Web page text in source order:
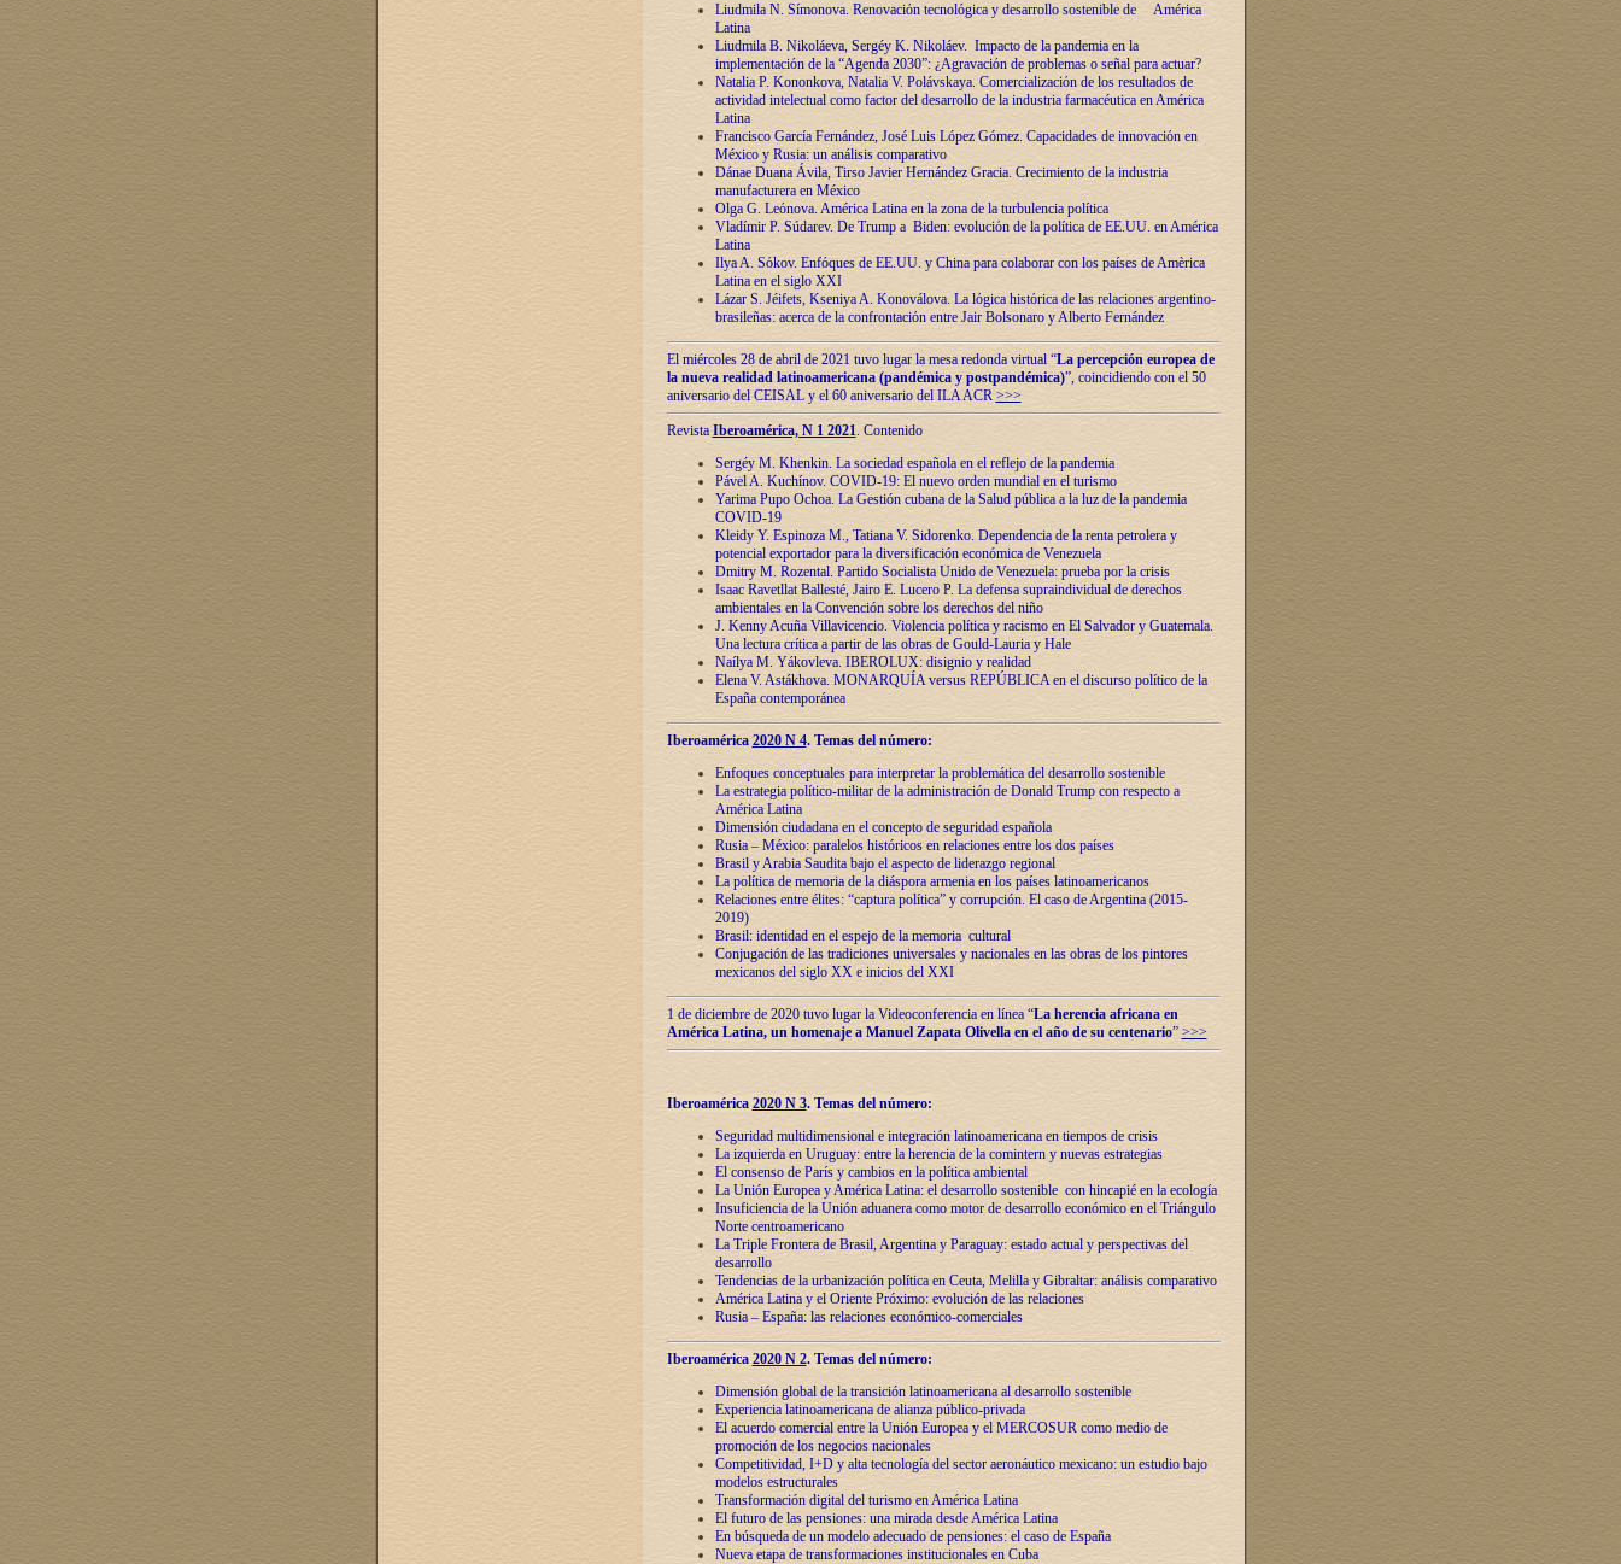
Liudmila N. Símonova. Renovaciόn tecnolόgica y desarrollo sostenible de América
Latina
Liudmila B. Nikoláeva, Sergéy K. Nikoláev. Impacto de la pandemia en la
implementaciόn de la “Agenda 2030”: ¿Agravaciόn de problemas o señal para actuar?
Natalia P. Kononkova, Natalia V. Polávskaya. Comercializaciόn de los resultados de
actividad intelectual como factor del desarrollo de la industria farmacéutica en América
Latina
Francisco García Fernández, José Luis López Gómez. Capacidades de innovaciόn en
México y Rusia: un análisis comparativo
Dánae Duana Ávila, Tirso Javier Hernández Gracia. Crecimiento de la industria
manufacturera en México
Olga G. Leόnova. América Latina en la zona de la turbulencia política
Vladímir P. Súdarev. De Trump a Biden: evoluciόn de la política de EE.UU. en América
Latina
Ilya A. Sόkov. Enfόques de EE.UU. y China para colaborar con los países de Amèrica
Latina en el siglo XXI
Lázar S. Jéifets, Kseniya A. Konoválova. La lόgica histόrica de las relaciones argentino-
brasileñas: acerca de la confrontaciόn entre Jair Bolsonaro y Alberto Fernández
El miércoles 28 de abril de 2021 tuvo lugar la mesa redonda virtual “La percepción europea de
la nueva realidad latinoamericana (pandémica y postpandémica)”, coincidiendo con el 50
aniversario del CEISAL y el 60 aniversario del ILA ACR >>>
Revista Iberoamérica, N 1 2021. Contenido
Sergéy M. Khenkin. La sociedad española en el reflejo de la pandemia
Pável A. Kuchínov. COVID-19: El nuevo orden mundial en el turismo
Yarima Pupo Ochoa. La Gestión cubana de la Salud pública a la luz de la pandemia
COVID-19
Kleidy Y. Espinoza M., Tatiana V. Sidorenko. Dependencia de la renta petrolera y
potencial exportador para la diversificación económica de Venezuela
Dmitry M. Rozental. Partido Socialista Unido de Venezuela: prueba por la crisis
Isaac Ravetllat Ballesté, Jairo E. Lucero P. La defensa supraindividual de derechos
ambientales en la Convención sobre los derechos del niño
J. Kenny Acuña Villavicencio. Violencia política y racismo en El Salvador y Guatemala.
Una lectura crítica a partir de las obras de Gould-Lauria y Hale
Naílya M. Yákovleva. IBEROLUX: disignio y realidad
Elena V. Astákhova. MONARQUÍA versus REPÚBLICA en el discurso político de la
España contemporánea
Iberoamérica 2020 N 4. Temas del número:
Enfoques conceptuales para interpretar la problemática del desarrollo sostenible
La estrategia político-militar de la administración de Donald Trump con respecto a
América Latina
Dimensión ciudadana en el concepto de seguridad española
Rusia – México: paralelos históricos en relaciones entre los dos países
Brasil y Arabia Saudita bajo el aspecto de liderazgo regional
La política de memoria de la diáspora armenia en los países latinoamericanos
Relaciones entre élites: “captura política” y corrupción. El caso de Argentina (2015-
2019)
Brasil: identidad en el espejo de la memoria cultural
Conjugación de las tradiciones universales y nacionales en las obras de los pintores
mexicanos del siglo XX e inicios del XXI
1 de diciembre de 2020 tuvo lugar la Videoconferencia en línea “La herencia africana en
América Latina, un homenaje a Manuel Zapata Olivella en el año de su centenario” >>>
Iberoamérica 2020 N 3.Temas del número:
Seguridad multidimensional e integración latinoamericana en tiempos de crisis
La izquierda en Uruguay: entre la herencia de lа comintern y nuevas estrategias
El consenso de París y cambios en la política ambiental
La Unión Europea y América Latina: el desarrollo sostenible con hincapié en la ecología
Insuficiencia de la Unión aduanera como motor de desarrollo económico en el Triángulo
Norte centroamericano
La Triple Frontera de Brasil, Argentina y Paraguay: estado actual y perspectivas del
desarrollo
Tendencias de la urbanización política en Ceuta, Melilla y Gibraltar: análisis comparativo
América Latina y el Oriente Próximo: evolución de las relaciones
Rusia – España: las relaciones económico-comerciales
Iberoamérica 2020 N 2.Temas del número:
Dimensión global de la transición latinoamericana al desarrollo sostenible
Experiencia latinoamericana de alianza público-privada
El acuerdo comercial entre la Unión Europea y el MERCOSUR como medio de
promoción de los negocios nacionales
Competitividad, I+D y alta tecnología del sector aeronáutico mexicano: un estudio bajo
modelos estructurales
Transformación digital del turismo en América Latina
El futuro de las pensiones: una mirada desde América Latina
En búsqueda de un modelo adecuado de pensiones: el caso de España
Nueva etapa de transformaciones institucionales en Cuba